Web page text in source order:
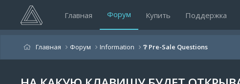
Главная Форум Купить Поддержка
Главная Форум Information ❔ Pre-Sale Questions